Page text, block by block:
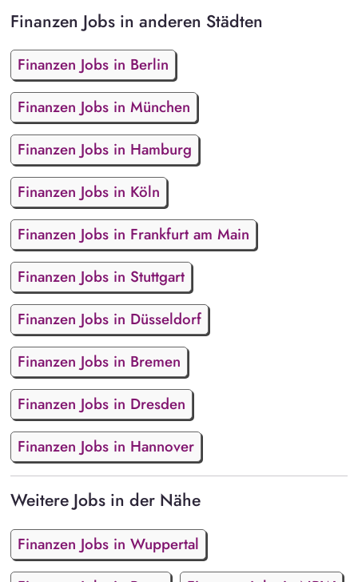
Finanzen Jobs in anderen Städten
Finanzen Jobs in Berlin
Finanzen Jobs in München
Finanzen Jobs in Hamburg
Finanzen Jobs in Köln
Finanzen Jobs in Frankfurt am Main
Finanzen Jobs in Stuttgart
Finanzen Jobs in Düsseldorf
Finanzen Jobs in Bremen
Finanzen Jobs in Dresden
Finanzen Jobs in Hannover
Weitere Jobs in der Nähe
Finanzen Jobs in Wuppertal